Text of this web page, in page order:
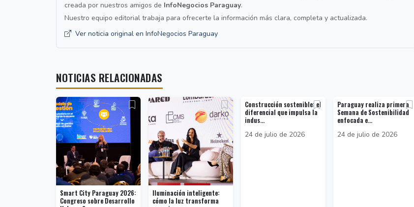
creada por nuestros amigos de InfoNegocios Paraguay.
Nuestro equipo editorial trabaja para ofrecerte la información más clara, completa y actualizada.
Ver noticia original en InfoNegocios Paraguay
NOTICIAS RELACIONADAS
Smart City Paraguay 2026:
Congreso sobre Desarrollo
Iluminación inteligente:
cómo la luz transforma
Construcción sostenible: el
diferencial que impulsa la
indus...
24 de julio de 2026
Paraguay realiza primera
Semana de Sostenibilidad
enfocada e...
24 de julio de 2026